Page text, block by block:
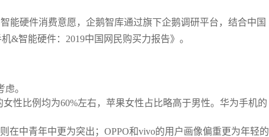
能硬件消费意愿，企鹅智库通过旗下企鹅调研平台，结合中国
&智能硬件：2019中国网民购买力报告》。
。
性比例均为60%左右，苹果女性占比略高于男性。华为手机的
在中青年中更为突出；OPPO和vivo的用户画像偏重更为年轻的